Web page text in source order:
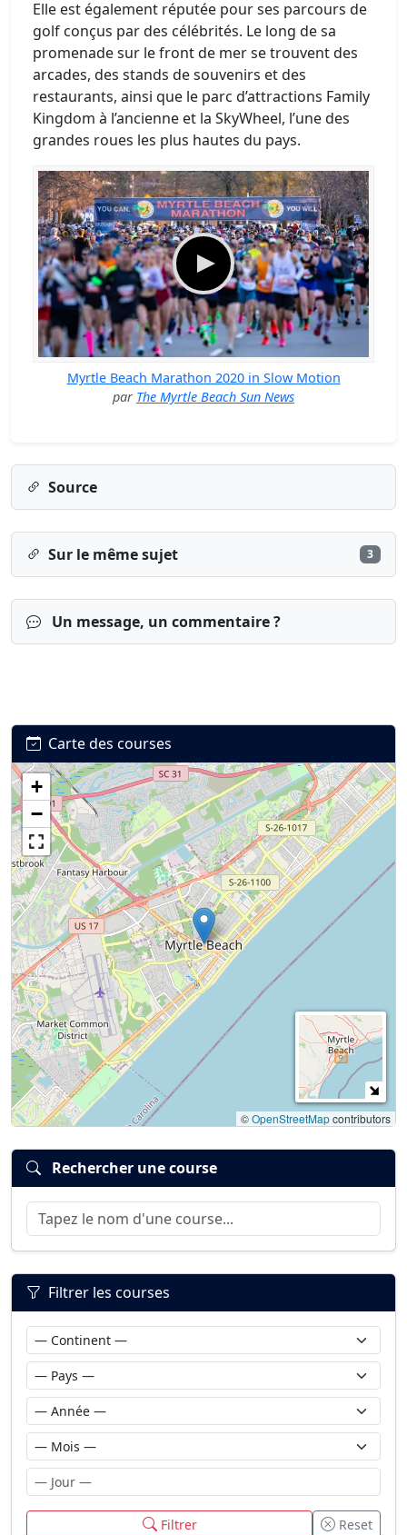
Elle est également réputée pour ses parcours de
golf conçus par des célébrités. Le long de sa
promenade sur le front de mer se trouvent des
arcades, des stands de souvenirs et des
restaurants, ainsi que le parc d’attractions Family
Kingdom à l’ancienne et la SkyWheel, l’une des
grandes roues les plus hautes du pays.
Myrtle Beach Marathon 2020 in Slow Motion
par The Myrtle Beach Sun News
Source
Sur le même sujet 3
Un message, un commentaire ?
Connexion S’inscrire mot de passe oublié ?
Carte des courses
+
−
©OpenStreetMapcontributors
Rechercher une course
Filtrer les courses
Filtrer Reset